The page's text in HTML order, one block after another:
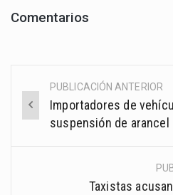
Comentarios
Post
navigation
PUBLICACIÓN ANTERIOR
Importadores de
suspensión de
Taxistas